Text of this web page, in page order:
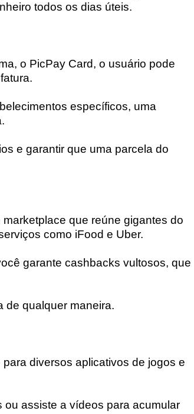
todos os dias úteis.
o PicPay Card, o usuário pode
específicos, uma
e garantir que uma parcela do
marketplace que reúne gigantes do
como iFood e Uber.
garante cashbacks vultosos, que
de qualquer maneira.
diversos aplicativos de jogos e
assiste a vídeos para acumular